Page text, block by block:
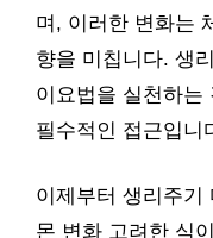
며, 이러한 변화는
향을 미칩니다. 생
이요법을 실천하는
필수적인 접근입니
이제부터 생리주기
몬 변화 고려한 식